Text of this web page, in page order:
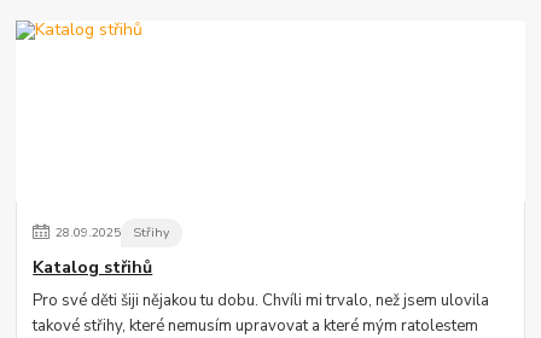
28.09.2025 Střihy
Katalog střihů
Pro své děti šiji nějakou tu dobu. Chvíli mi trvalo, než jsem ulovila
takové střihy, které nemusím upravovat a které mým ratolestem